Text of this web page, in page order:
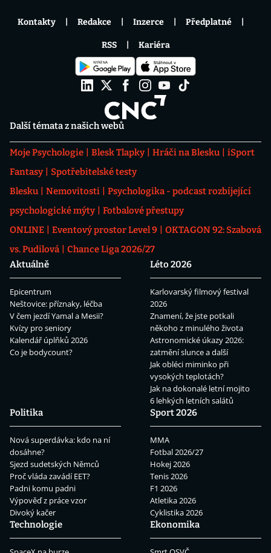
Další témata z našich webů
Moje Psychologie Blesk Tlapky Hráči na Blesku
iSport
Fantasy
Spotřebitelské testy
Blesku
Nemovitosti
Psychologika - podcast rozbíjející
psychologické mýty
Fotbalové přestupy
ONLINE
Eventový prostor Level 9
OKTAGON 92: Szabová
vs. Pudilová
Chance Liga 2026/27
Aktuálně
Epicentrum
Neštovice: příznaky, léčba
V čem jezdí Yamal a Mesii?
Kvízy pro seniory
Kalendář úplňků 2026
Co je bodycount?
Léto 2026
Karlovarský filmový festival
2026
Znamení, že jste potkali
někoho z minulého života
Astronomické úkazy 2026:
zatmění slunce a další
Jak obléci miminko při
vysokých teplotách?
Jak na dokonalé letní mojito
6 lehkých letních salátů
Politika
Nová superdávka: kdo na ní
dosáhne?
Sjezd sudetských Němců
Proč vláda zavádí EET?
Padni komu padni
Výpověď z práce vzor
Divoký kačer
Sport 2026
MMA
Fotbal 2026/27
Hokej 2026
Tenis 2026
F1 2026
Atletika 2026
Cyklistika 2026
Technologie
Ekonomika
Kontakty Redakce Inzerce Předplatné
RSS Kariéra